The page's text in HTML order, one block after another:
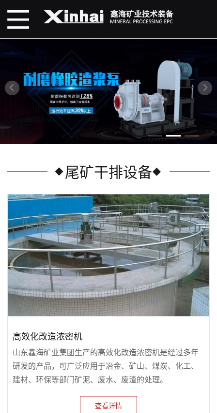
尾矿干排设备
高效化改造浓密机
山东鑫海矿业集团生产的高效化改造浓密机是经过多年
研发的产品，可广泛应用于冶金、矿山、煤炭、化工、
建材、环保等部门矿泥、废水、废渣的处理。
查看详情